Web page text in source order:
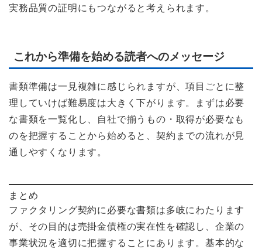
実務品質の証明にもつながると考えられます。
これから準備を始める読者へのメッセージ
書類準備は一見複雑に感じられますが、項目ごとに整
理していけば難易度は大きく下がります。まずは必要
な書類を一覧化し、自社で揃うもの・取得が必要なも
のを把握することから始めると、契約までの流れが見
通しやすくなります。
まとめ
ファクタリング契約に必要な書類は多岐にわたります
が、その目的は売掛金債権の実在性を確認し、企業の
事業状況を適切に把握することにあります。基本的な